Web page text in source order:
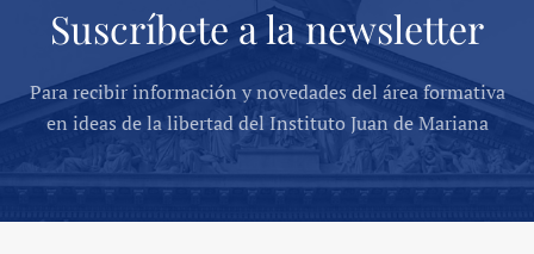
Suscríbete a la newsletter
Para recibir información y novedades del área formativa
en ideas de la libertad del Instituto Juan de Mariana